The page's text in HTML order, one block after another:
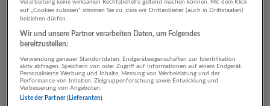
und Forstwirtschaft
Unternehmen
Verarbeitung keine wirksamen Rechtsbehelfe geltend machen können. Mit dem Klick
auf „Cookies zulassen“ stimmen Sie zu, dass wir Drittanbieter (auch in Drittstaaten)
beiziehen dürfen.
Wir und unsere Partner verarbeiten Daten, um Folgendes
bereitzustellen:
Verwendung genauer Standortdaten. Endgeräteeigenschaften zur Identifikation
aktiv abfragen. Speichern von oder Zugriff auf Informationen auf einem Endgerät.
Personalisierte Werbung und Inhalte, Messung von Werbeleistung und der
Performance von Inhalten, Zielgruppenforschung sowie Entwicklung und
Verbesserung von Angeboten.
Liste der Partner (Lieferanten)